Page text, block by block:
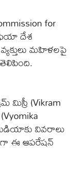
for
దేశ
మహిళలపై
మిస్రీ (Vikram
వివరాలు
ఈ ఆపరేషన్‌